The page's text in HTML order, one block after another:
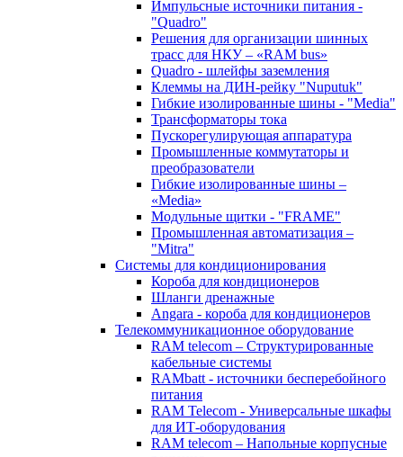
Импульсные источники питания -
"Quadro"
Решения для организации шинных
трасс для НКУ – «RAM bus»
Quadro - шлейфы заземления
Клеммы на ДИН-рейку "Nuputuk"
Гибкие изолированные шины - "Media"
Трансформаторы тока
Пускорегулирующая аппаратура
Промышленные коммутаторы и
преобразователи
Гибкие изолированные шины –
«Media»
Модульные щитки - "FRAME"
Промышленная автоматизация –
"Mitra"
Системы для кондиционирования
Короба для кондиционеров
Шланги дренажные
Angara - короба для кондиционеров
Телекоммуникационное оборудование
RAM telecom – Структурированные
кабельные системы
RAMbatt - источники бесперебойного
питания
RAM Telecom - Универсальные шкафы
для ИТ-оборудования
RAM telecom – Напольные корпусные